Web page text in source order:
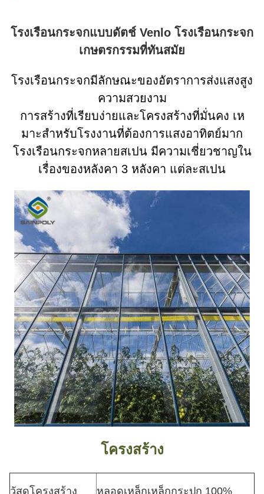
โรงเรือนกระจกแบบดัตช์ Venlo โรงเรือนกระจก
เกษตรกรรมที่ทันสมัย
โรงเรือนกระจกมีลักษณะของอัตราการส่งแสงสูง
ความสวยงาม
การสร้างที่เรียบง่ายและโครงสร้างที่มั่นคง เห
มาะสําหรับโรงงานที่ต้องการแสงอาทิตย์มาก
โรงเรือนกระจกหลายสเปน มีความเชี่ยวชาญใน
เรื่องของหลังคา 3 หลังคา แต่ละสเปน
โครงสร้าง
วัสดุโครงสร้าง หลอดเหล็กเหล็กกระปุก 100%